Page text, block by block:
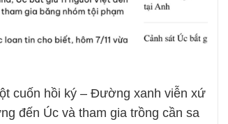
cuốn hồi ký – Đường xanh viễn xứ
đến Úc và tham gia trồng cần sa